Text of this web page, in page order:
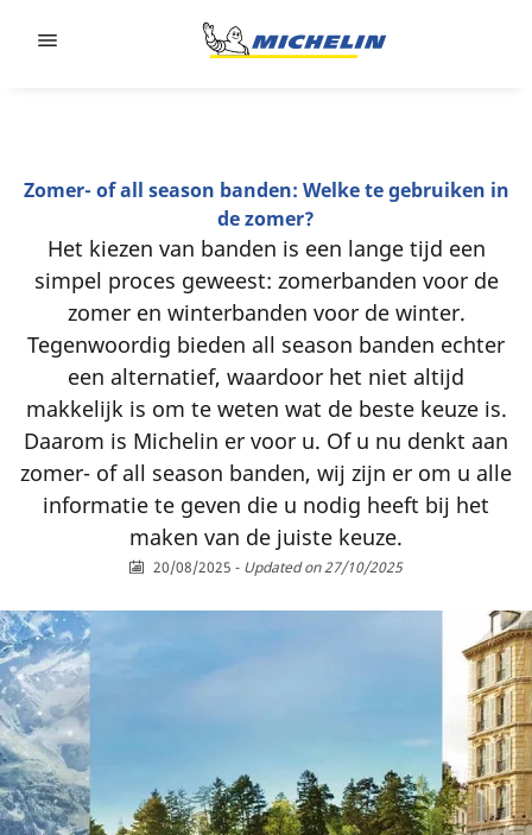
Zomer- of all season banden: Welke te gebruiken in
de zomer?
Het kiezen van banden is een lange tijd een
simpel proces geweest: zomerbanden voor de
zomer en winterbanden voor de winter.
Tegenwoordig bieden all season banden echter
een alternatief, waardoor het niet altijd
makkelijk is om te weten wat de beste keuze is.
Daarom is Michelin er voor u. Of u nu denkt aan
zomer- of all season banden, wij zijn er om u alle
informatie te geven die u nodig heeft bij het
maken van de juiste keuze.
20/08/2025 - Updated on 27/10/2025